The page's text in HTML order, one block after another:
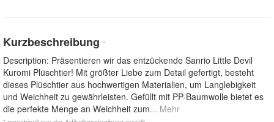
Kurzbeschreibung *
Description: Präsentieren wir das entzückende Sanrio Little Devil
Kuromi Plüschtier! Mit größter Liebe zum Detail gefertigt, besteht
dieses Plüschtier aus hochwertigen Materialien, um Langlebigkeit
und Weichheit zu gewährleisten. Gefüllt mit PP-Baumwolle bietet es
die perfekte Menge an Weichheit zum... Mehr